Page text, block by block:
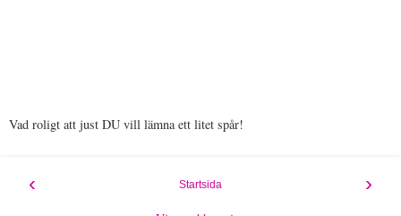
Vad roligt att just DU vill lämna ett litet spår!
‹ ›
Startsida